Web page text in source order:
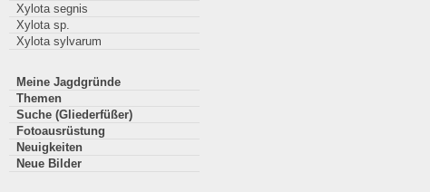
Xylota segnis
Xylota sp.
Xylota sylvarum
Meine Jagdgründe
Themen
Suche (Gliederfüßer)
Fotoausrüstung
Neuigkeiten
Neue Bilder